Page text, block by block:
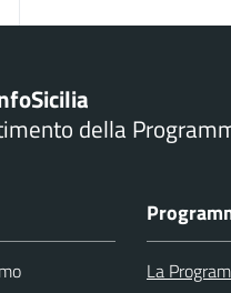
Sicilia
della
La